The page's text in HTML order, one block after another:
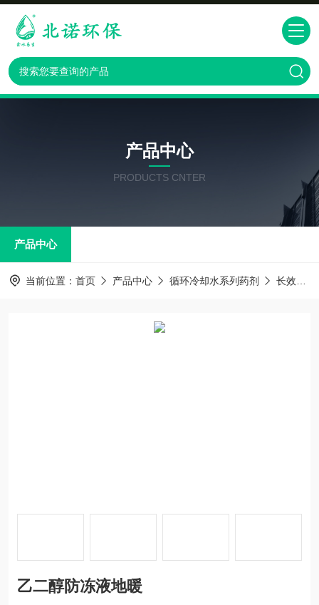
产品中心
PRODUCTS CNTER
产品中心
当前位置： 首页 产品中心 循环冷却水系列药剂 长效防冻液
乙二醇防冻液地暖